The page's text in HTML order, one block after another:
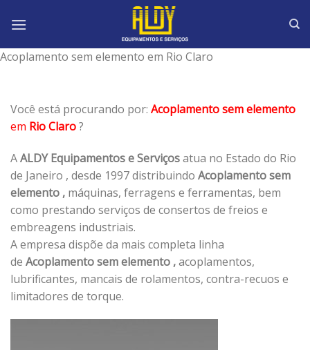
Acoplamento sem elemento em Rio Claro
Você está procurando por: Acoplamento sem elemento
em Rio Claro?
AALDY Equipamentos e Serviçosatua no Estado do Rio
de Janeiro , desde 1997 distribuindo Acoplamento sem
elemento , máquinas, ferragens e ferramentas, bem
como prestando serviços de consertos de freios e
embreagens industriais.
A empresa dispõe da mais completa linha
de Acoplamento sem elemento ,acoplamentos,
lubrificantes, mancais de rolamentos, contra-recuos e
limitadores de torque.